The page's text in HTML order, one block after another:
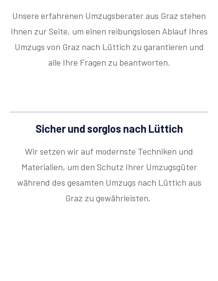
Unsere erfahrenen Umzugsberater aus Graz stehen
Ihnen zur Seite, um einen reibungslosen Ablauf Ihres
Umzugs von Graz nach Lüttich zu garantieren und
alle Ihre Fragen zu beantworten.
Sicher und sorglos nach Lüttich
Wir setzen wir auf modernste Techniken und
Materialien, um den Schutz Ihrer Umzugsgüter
während des gesamten Umzugs nach Lüttich aus
Graz zu gewährleisten.